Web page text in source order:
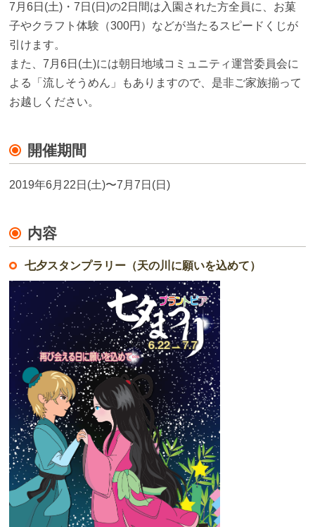
7月6日(土)・7日(日)の2日間は入園された方全員に、お菓
子やクラフト体験（300円）などが当たるスピードくじが
引けます。
また、7月6日(土)には朝日地域コミュニティ運営委員会に
よる「流しそうめん」もありますので、是非ご家族揃って
お越しください。
開催期間
2019年6月22日(土)〜7月7日(日)
内容
七夕スタンプラリー（天の川に願いを込めて）